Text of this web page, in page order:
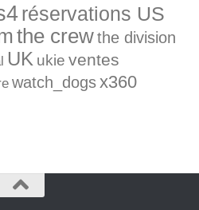
réservations US
the crewthe division
UK ukie ventes
watch_dogsx360